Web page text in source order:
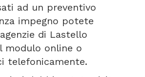
ad un preventivo
impegno potete
di Lastello
modulo online o
telefonicamente.